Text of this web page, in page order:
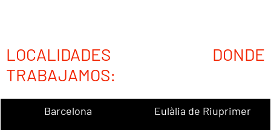
LOCALIDADES DONDE
TRABAJAMOS:
Barcelona
Eulàlia de Riuprimer